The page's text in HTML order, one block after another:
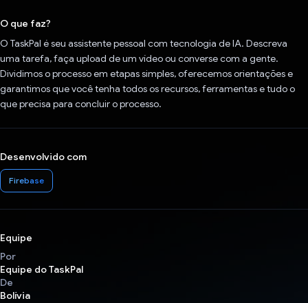
O que faz?
O TaskPal é seu assistente pessoal com tecnologia de IA. Descreva
uma tarefa, faça upload de um vídeo ou converse com a gente.
Dividimos o processo em etapas simples, oferecemos orientações e
garantimos que você tenha todos os recursos, ferramentas e tudo o
que precisa para concluir o processo.
Desenvolvido com
Firebase
Equipe
Por
Equipe do TaskPal
De
Bolívia